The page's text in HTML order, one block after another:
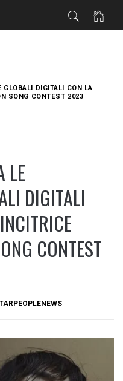
DIGITALI CON LA
SONG CONTEST 2023
LE
DIGITALI
CONTEST